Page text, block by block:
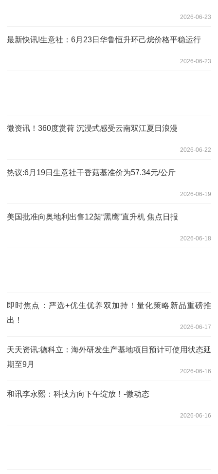
2026-06-23
最新快讯!生意社：6月23日华鲁恒升环己烷价格平稳运行
2026-06-23
微资讯！360度赏荷 沉浸式感受云南双江夏日浪漫
2026-06-22
热议:6月19日生意社干香菇基准价为57.34元/公斤
2026-06-19
美国批准向奥地利出售12架“黑鹰”直升机 焦点日报
2026-06-18
即时焦点：严选+优生优养双加持！量化策略新品重磅推
出！
2026-06-17
天天资讯:德科立：海外研发生产基地项目预计可使用状态延
期至9月
2026-06-16
和讯李永熙：科技方向下午绽放！-微动态
2026-06-16